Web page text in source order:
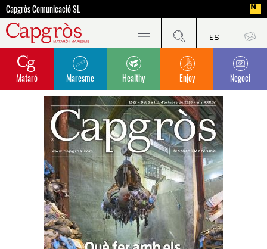
Capgròs Comunicació SL
Mataró Maresme Healthy Enjoy Negoci